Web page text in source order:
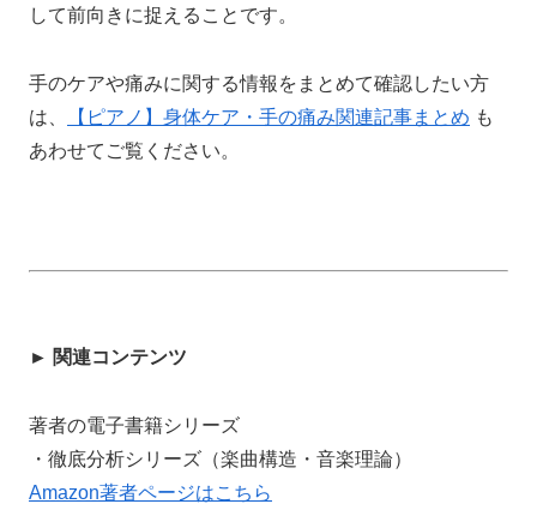
して前向きに捉えること です。
手のケアや痛みに関する情報をまとめて確認したい方
は、
【ピアノ】身体ケア・手の痛み関連記事まとめ も
あわせてご覧ください。
► 関連コンテンツ
著者の電子書籍シリーズ
・徹底分析シリーズ（楽曲構造・音楽理論）
Amazon著者ページはこちら